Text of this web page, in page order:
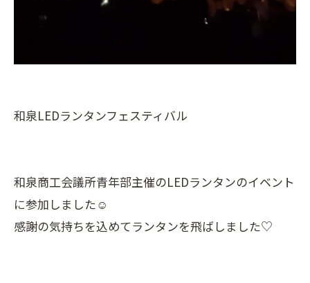
和泉LEDランタンフェスティバル
和泉商工会議所青年部主催のLEDランタンのイベント
に参加しました☺️
感謝の気持ちを込めてランタンを飛ばしました♡